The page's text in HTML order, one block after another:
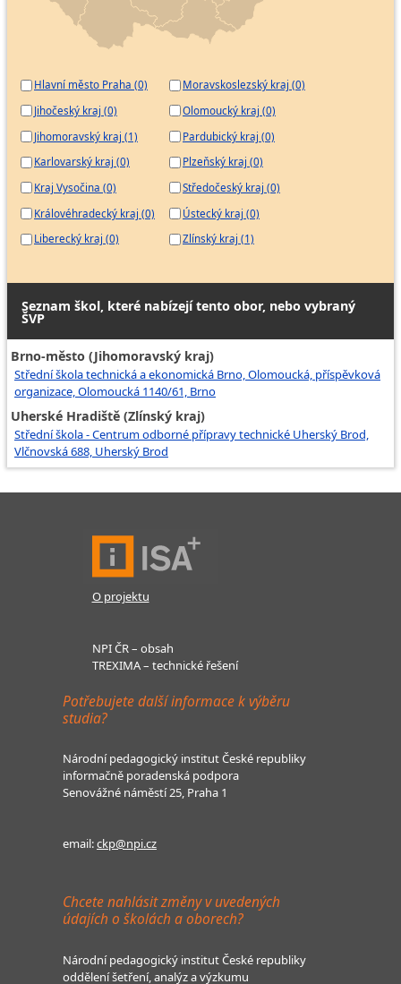
Hlavní město Praha (0)
Jihočeský kraj (0)
Jihomoravský kraj (1)
Karlovarský kraj (0)
Kraj Vysočina (0)
Královéhradecký kraj (0)
Liberecký kraj (0)
Moravskoslezský kraj (0)
Olomoucký kraj (0)
Pardubický kraj (0)
Plzeňský kraj (0)
Středočeský kraj (0)
Ústecký kraj (0)
Zlínský kraj (1)
Seznam škol, které nabízejí tento obor, nebo vybraný
ŠVP
Brno-město (Jihomoravský kraj)
Střední škola technická a ekonomická Brno, Olomoucká, příspěvková
organizace, Olomoucká 1140/61, Brno
Uherské Hradiště (Zlínský kraj)
Střední škola - Centrum odborné přípravy technické Uherský Brod,
Vlčnovská 688, Uherský Brod
O projektu
NPI ČR – obsah
TREXIMA – technické řešení
Potřebujete další informace k výběru
studia?
Národní pedagogický institut České republiky
informačně poradenská podpora
Senovážné náměstí 25, Praha 1
email:ckp@npi.cz
Chcete nahlásit změny v uvedených
údajích o školách a oborech?
Národní pedagogický institut České republiky
oddělení šetření, analýz a výzkumu